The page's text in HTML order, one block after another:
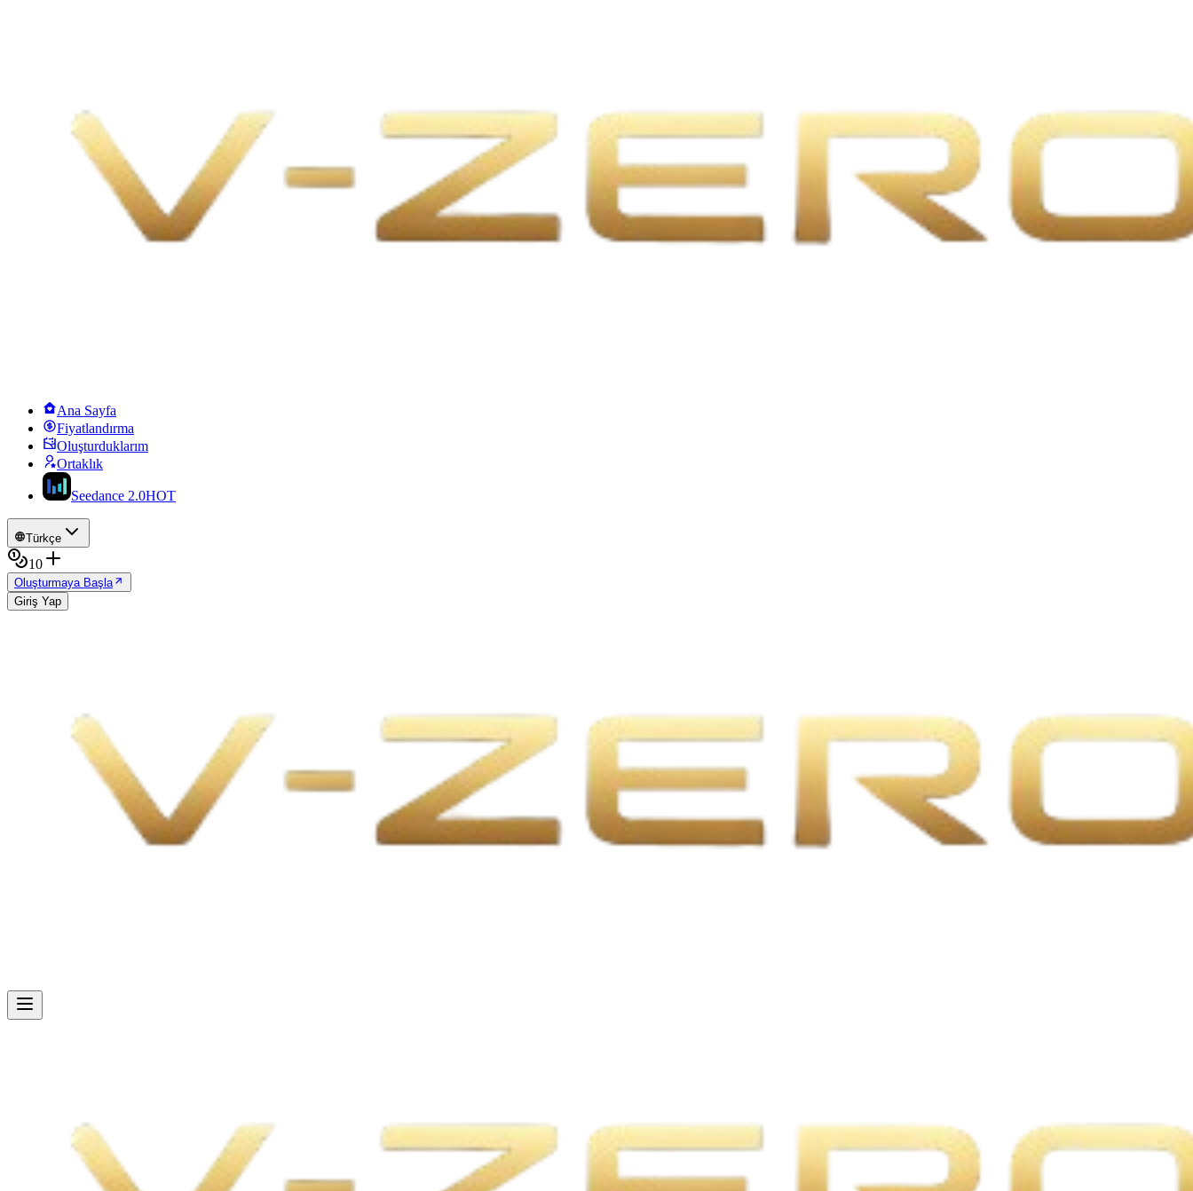
Ana Sayfa
Fiyatlandırma
Oluşturduklarım
Ortaklık
Seedance 2.0HOT
Türkçe
10
Oluşturmaya Başla
Giriş Yap